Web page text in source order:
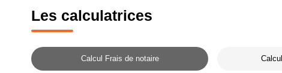
Les calculatrices
Calcul Frais de notaire